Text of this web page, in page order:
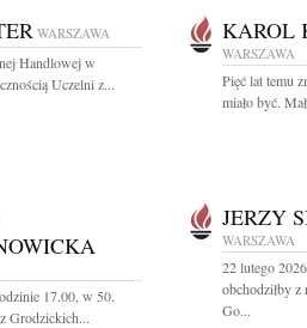
WARSZAWA
Handlowej w
Uczelni z...
KAROL
WARSZAWA
Pięć lat temu
miało być.
17.00, w 50.
Grodzickich...
JERZY
WARSZAWA
22 lutego
obchodziłby
Go...